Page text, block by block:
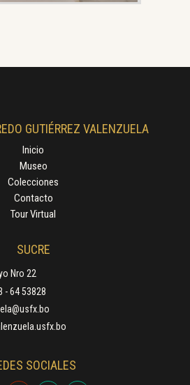
GUTIÉRREZ VALENZUELA
Inicio
Museo
Colecciones
Contacto
Tour Virtual
SUCRE
Nro 22
- 64 53828
SOCIALES